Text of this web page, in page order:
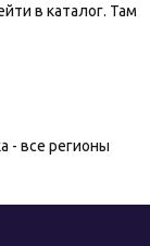
в каталог. Там
- все регионы